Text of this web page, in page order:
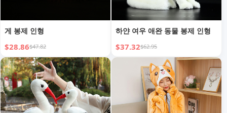
게 봉제 인형
$28.86$47.82
하얀 여우 애완 동물 봉제 인형
$37.32$62.95